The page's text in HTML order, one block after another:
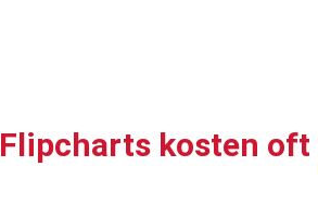
Flipcharts kosten oft